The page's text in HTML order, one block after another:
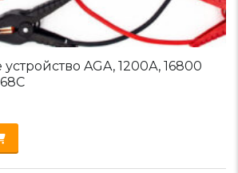
AGA, 1200А, 16800